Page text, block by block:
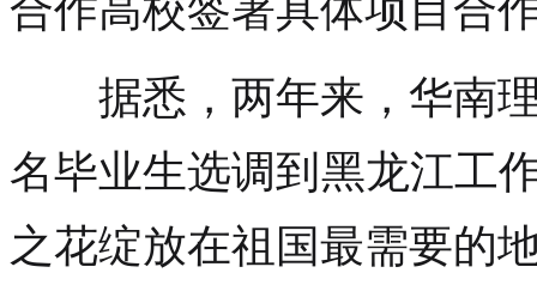
据悉，两年来，华南理
名毕业生选调到黑龙江工
之花绽放在祖国最需要的